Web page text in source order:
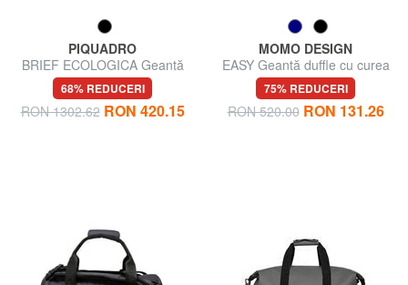
PIQUADRO
BRIEF ECOLOGICA Geantă
din material textil cu curea de
umăr
68% REDUCERI
RON 1302.62 RON 420.15
MOMO DESIGN
EASY Geantă duffle cu curea
de umăr
75% REDUCERI
RON 520.00 RON 131.26